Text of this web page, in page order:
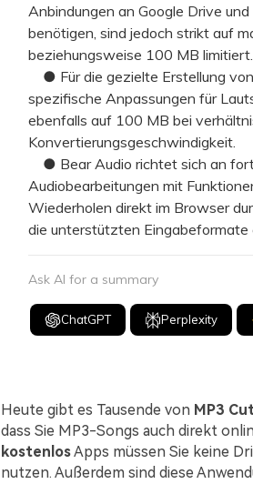
Anbindungen an Google Drive
benötigen, sind jedoch strikt auf
beziehungsweise 100 MB limitiert.
● Für die gezielte Erstellung
spezifische Anpassungen für
ebenfalls auf 100 MB bei
Konvertierungsgeschwindigkeit.
● Bear Audio richtet sich an
Audiobearbeitungen mit
Wiederholen direkt im Browser
die unterstützten Eingabeformate
Ask AI for a summary
ChatGPT Perplexity
Heute gibt es Tausende von MP3
dass Sie MP3-Songs auch direkt
kostenlosApps müssen Sie keine
nutzen. Außerdem sind diese